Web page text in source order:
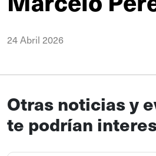
24 Abril 2026
Otras noticias y
te podrían